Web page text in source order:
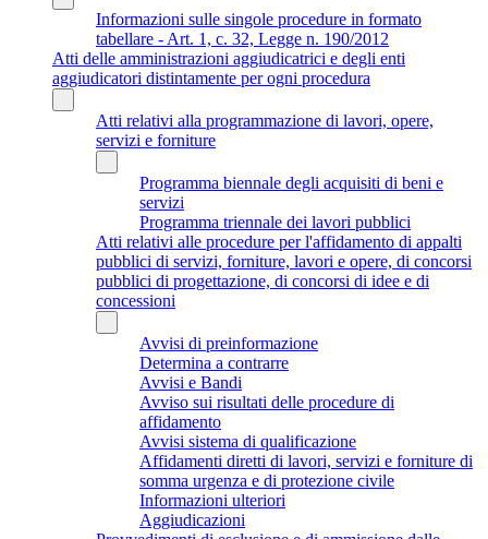
Informazioni sulle singole procedure in formato
tabellare - Art. 1, c. 32, Legge n. 190/2012
Atti delle amministrazioni aggiudicatrici e degli enti
aggiudicatori distintamente per ogni procedura
Atti relativi alla programmazione di lavori, opere,
servizi e forniture
Programma biennale degli acquisiti di beni e
servizi
Programma triennale dei lavori pubblici
Atti relativi alle procedure per l'affidamento di appalti
pubblici di servizi, forniture, lavori e opere, di concorsi
pubblici di progettazione, di concorsi di idee e di
concessioni
Avvisi di preinformazione
Determina a contrarre
Avvisi e Bandi
Avviso sui risultati delle procedure di
affidamento
Avvisi sistema di qualificazione
Affidamenti diretti di lavori, servizi e forniture di
somma urgenza e di protezione civile
Informazioni ulteriori
Aggiudicazioni